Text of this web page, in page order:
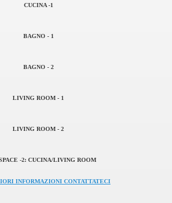
CUCINA -1
BAGNO - 1
BAGNO - 2
LIVING ROOM - 1
LIVING ROOM - 2
-2: CUCINA/LIVING ROOM
INFORMAZIONI CONTATTATECI